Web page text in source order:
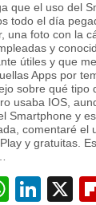
que el uso del
todo el día
una foto con la
y
útiles y que
Apps por
sobre qué tipo
usaba IOS,
Smartphone y
comentaré el
y gratuitas.
X